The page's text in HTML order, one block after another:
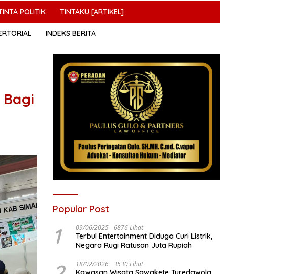
POLITIK TINTAKU [ARTIKEL]
INDEKS BERITA
Popular Post
1 09/06/2025 6876 Lihat
Terbul Entertainment Diduga Curi Listrik,
Negara Rugi Ratusan Juta Rupiah
18/02/2026 3530 Lihat